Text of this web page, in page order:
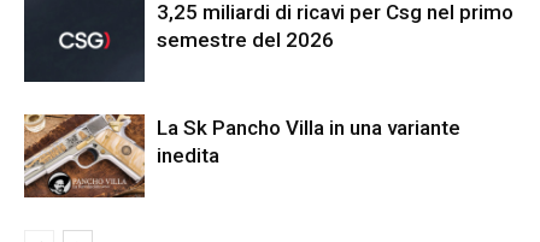
3,25 miliardi di ricavi per Csg nel primo
semestre del 2026
La Sk Pancho Villa in una variante
inedita